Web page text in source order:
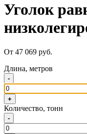
Уголок
От 47 069 руб.
Длина, метров
-
+
Количество, тонн
-